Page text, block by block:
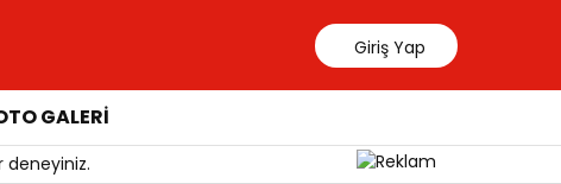
Giriş Yap
GALERİ
deneyiniz.